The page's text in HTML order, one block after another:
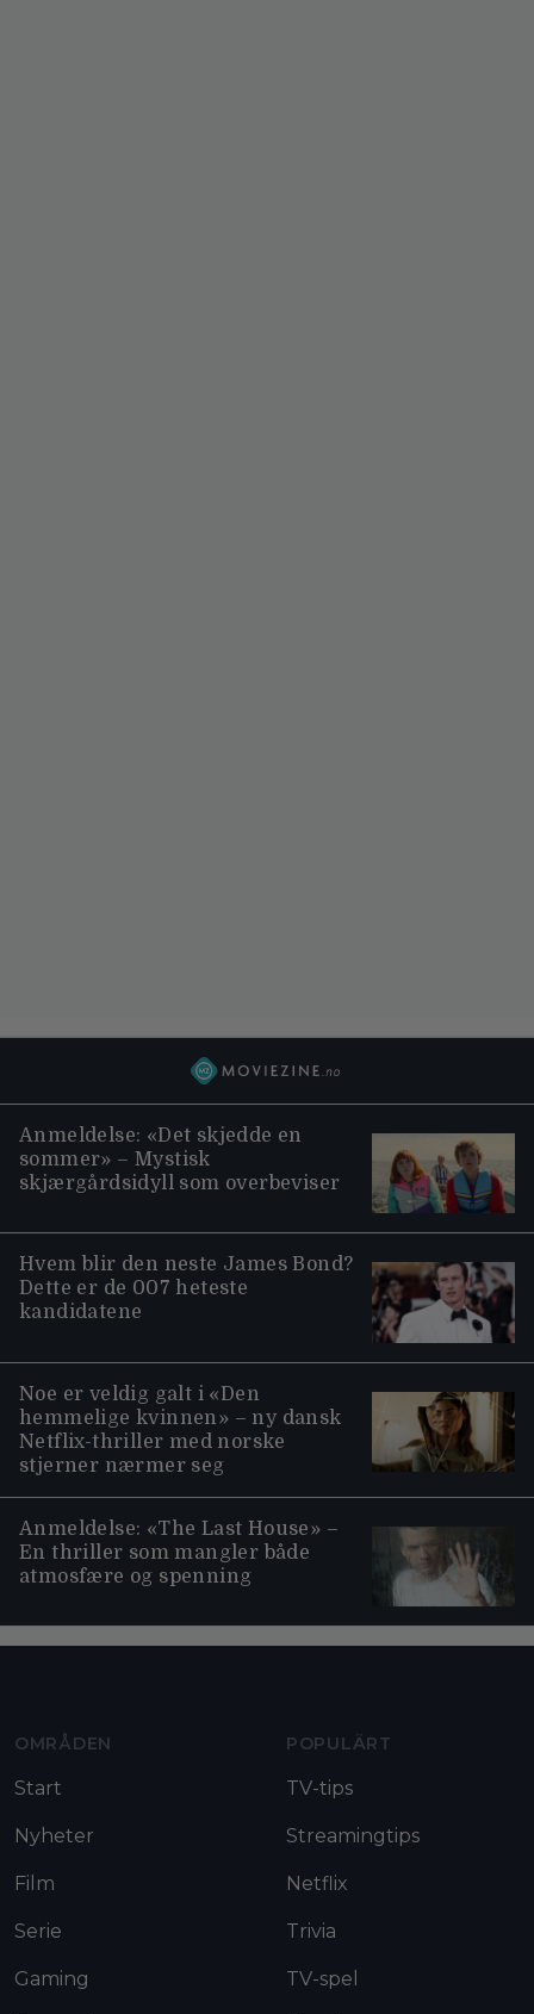
Anmeldelse: «Det skjedde en
sommer» – Mystisk
skjærgårdsidyll som overbeviser
Hvem blir den neste James Bond?
Dette er de 007 heteste
kandidatene
Noe er veldig galt i «Den
hemmelige kvinnen» – ny dansk
Netflix-thriller med norske
stjerner nærmer seg
Anmeldelse: «The Last House» –
En thriller som mangler både
atmosfære og spenning
OMRÅDEN
Start
Nyheter
Film
Serie
Gaming
POPULÄRT
TV-tips
Streamingtips
Netflix
Trivia
TV-spel